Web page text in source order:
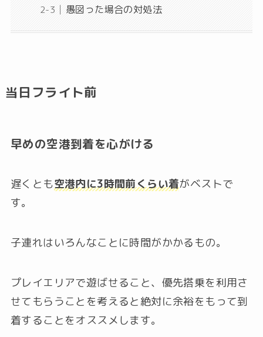
愚図った場合の対処法
当日フライト前
早めの空港到着を心がける
遅くとも空港内に3時間前くらい着がベストで
す。
子連れはいろんなことに時間がかかるもの。
プレイエリアで遊ばせること、優先搭乗を利用さ
せてもらうことを考えると絶対に余裕をもって到
着することをオススメします。